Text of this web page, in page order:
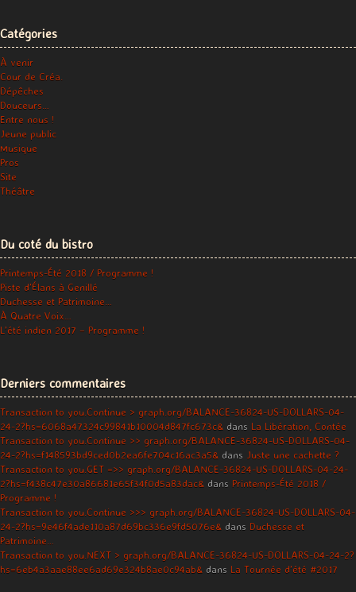
Catégories
À venir
Cour de Créa.
Dépêches
Douceurs…
Entre nous !
Jeune public
Musique
Pros
Site
Théâtre
Du coté du bistro
Printemps-Été 2018 / Programme !
Piste d’Élans à Genillé
Duchesse et Patrimoine…
À Quatre Voix…
L’été indien 2017 – Programme !
Derniers commentaires
Transaction to you.Continue > graph.org/BALANCE-36824-US-DOLLARS-04-
24-2?hs=6068a47324c99841b10004d847fc673c& dans La Libération, Contée
Transaction to you.Continue >> graph.org/BALANCE-36824-US-DOLLARS-04-
24-2?hs=f148593bd9ced0b2ea6fe704c16ac3a5& dans Juste une cachette ?
Transaction to you.GET =>> graph.org/BALANCE-36824-US-DOLLARS-04-24-
2?hs=f438c47e30a86681e65f34f0d5a83dac& dans Printemps-Été 2018 /
Programme !
Transaction to you.Continue >>> graph.org/BALANCE-36824-US-DOLLARS-04-
24-2?hs=9e46f4ade110a87d69bc336e9fd5076e& dans Duchesse et
Patrimoine…
Transaction to you.NEXT > graph.org/BALANCE-36824-US-DOLLARS-04-24-2?
hs=6eb4a3aae88ee6ad69e324b8ae0c94ab& dans La Tournée d’été #2017